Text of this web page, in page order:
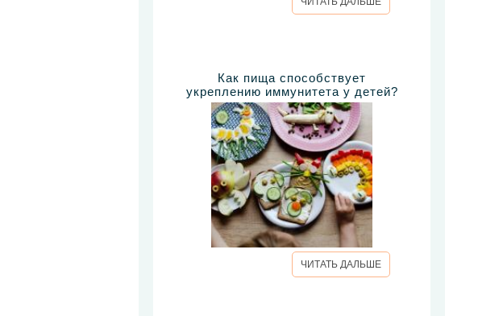
Как пища способствует
укреплению иммунитета у детей?
ЧИТАТЬ ДАЛЬШЕ